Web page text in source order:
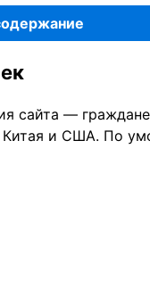
сайта —
Китая и США. По